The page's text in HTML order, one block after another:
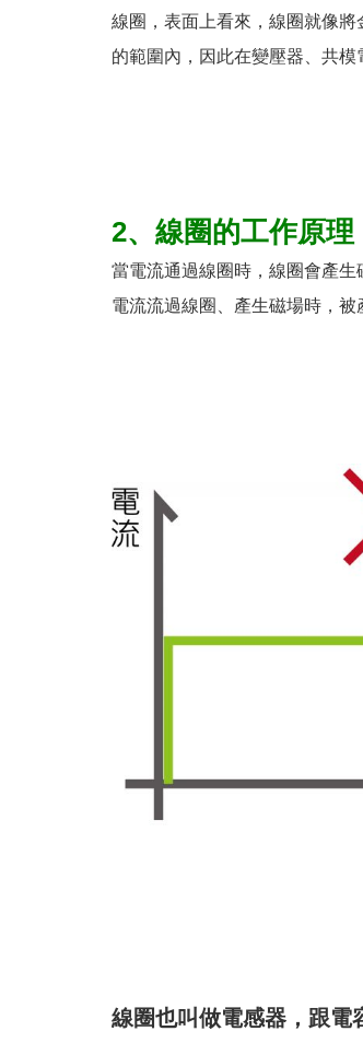
線圈，表面上看來，線圈就像
的範圍內，因此在變壓器、共模
2、線圈的工作原理
當電流通過線圈時，線圈會產
電流流過線圈、產生磁場時，被
線圈也叫做電感器，跟電